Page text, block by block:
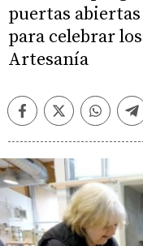
puertas
para celebrar
Artesanía
FacebookTwitter